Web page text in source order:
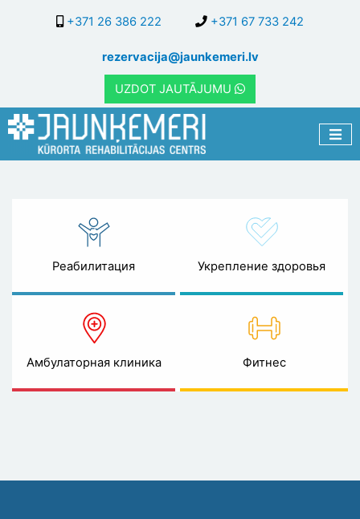
основному
содержанию
+371 26 386 222 +371 67 733 242
rezervacija@jaunkemeri.lv
UZDOT JAUTĀJUMU
Реабилитация Укрепление здоровья
Амбулаторная клиника Фитнес